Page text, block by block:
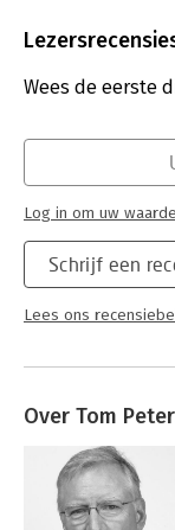
Bindwijze:
Uitgever:
Wees de eerste
Schrijf een
Lees ons
Log in om uw
Over Tom